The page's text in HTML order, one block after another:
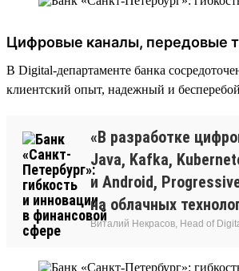
Цифровые каналы, передовые
В Digital-департаменте банка
клиентский опыт, надежный и
«В разработке
Java, Kafka,
и Android,
на облачных
Виталий Некрасов, Head of